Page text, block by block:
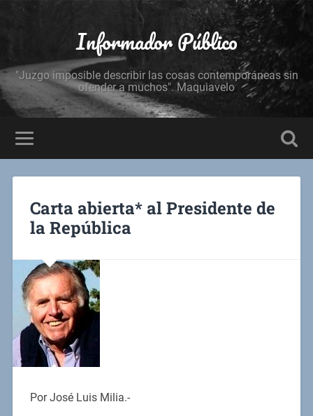
Informador Público
"Juzgo imposible describir las cosas contemporáneas sin
ofender a muchos". Maquiavelo
Carta abierta* al Presidente de
la República
Por José Luis Milia.-